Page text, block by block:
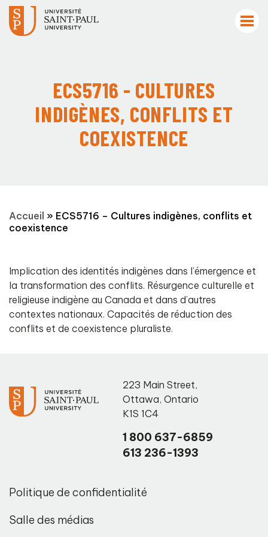
ECS5716 - CULTURES
INDIGÈNES, CONFLITS ET
COEXISTENCE
Accueil » ECS5716 – Cultures indigènes, conflits et
coexistence
Implication des identités indigènes dans l’émergence et
la transformation des conflits. Résurgence culturelle et
religieuse indigène au Canada et dans d’autres
contextes nationaux. Capacités de réduction des
conflits et de coexistence pluraliste.
223 Main Street,
Ottawa, Ontario
K1S 1C4
1 800 637-6859
613 236-1393
Politique de confidentialité
Salle des médias